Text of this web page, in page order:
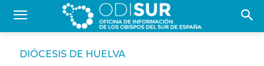
DIÓCESIS DE HUELVA